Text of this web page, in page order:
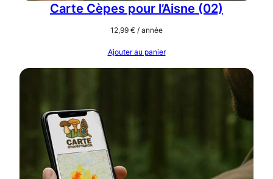
Carte Cèpes pour l’Aisne (02)
12,99 € / année
Ajouter au panier